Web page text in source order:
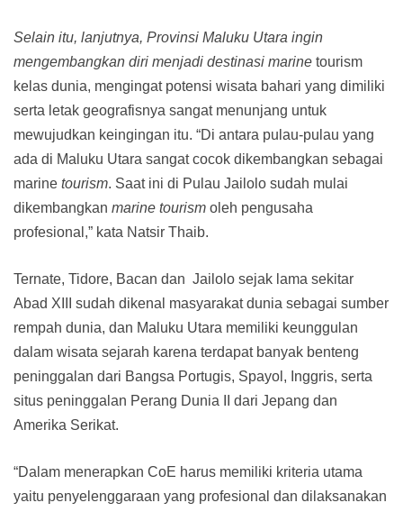
Selain itu, lanjutnya, Provinsi Maluku Utara ingin
mengembangkan diri menjadi destinasi marine tourism
kelas dunia, mengingat potensi wisata bahari yang dimiliki
serta letak geografisnya sangat menunjang untuk
mewujudkan keingingan itu. “Di antara pulau-pulau yang
ada di Maluku Utara sangat cocok dikembangkan sebagai
marine tourism. Saat ini di Pulau Jailolo sudah mulai
dikembangkan marine tourism oleh pengusaha
profesional,” kata Natsir Thaib.
Ternate, Tidore, Bacan dan Jailolo sejak lama sekitar
Abad XIII sudah dikenal masyarakat dunia sebagai sumber
rempah dunia, dan Maluku Utara memiliki keunggulan
dalam wisata sejarah karena terdapat banyak benteng
peninggalan dari Bangsa Portugis, Spayol, Inggris, serta
situs peninggalan Perang Dunia II dari Jepang dan
Amerika Serikat.
“Dalam menerapkan CoE harus memiliki kriteria utama
yaitu penyelenggaraan yang profesional dan dilaksanakan